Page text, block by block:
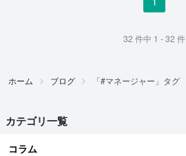
32 件中 1 - 32 件
ホーム ブログ 「#マネージャー」タグ
カテゴリ一覧
コラム